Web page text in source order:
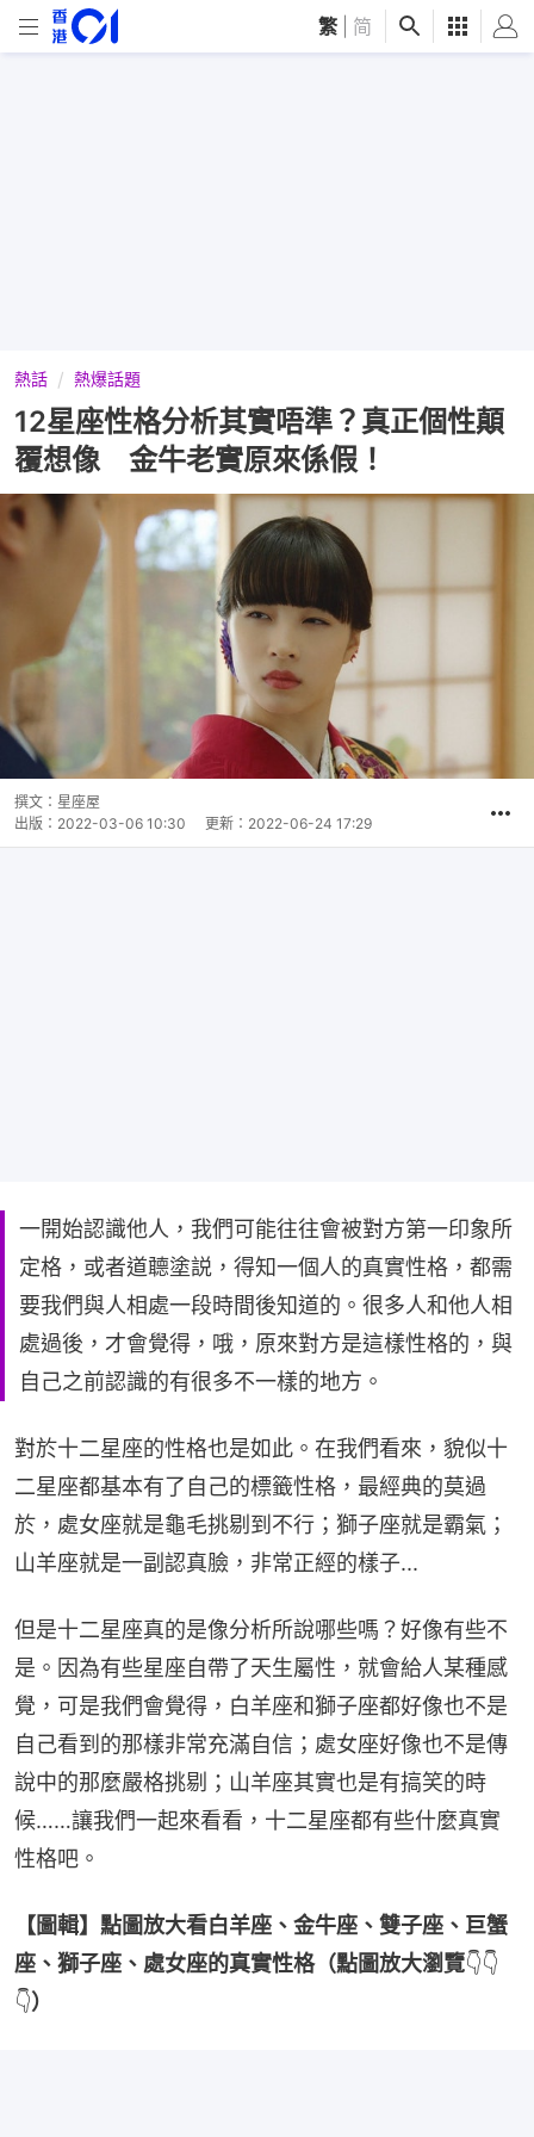
繁 简
熱話 熱爆話題
12星座性格分析其實唔準？真正個性顛
覆想像 金牛老實原來係假！
撰文： 星座屋
出版： 2022-03-06 10:30 更新： 2022-06-24 17:29
一開始認識他人，我們可能往往會被對方第一印象所
定格，或者道聼塗説，得知一個人的真實性格，都需
要我們與人相處一段時間後知道的。很多人和他人相
處過後，才會覺得，哦，原來對方是這樣性格的，與
自己之前認識的有很多不一樣的地方。
對於十二星座的性格也是如此。在我們看來，貌似十
二星座都基本有了自己的標籤性格，最經典的莫過
於，處女座就是龜毛挑剔到不行；獅子座就是霸氣；
山羊座就是一副認真臉，非常正經的樣子...
但是十二星座真的是像分析所說哪些嗎？好像有些不
是。因為有些星座自帶了天生屬性，就會給人某種感
覺，可是我們會覺得，白羊座和獅子座都好像也不是
自己看到的那樣非常充滿自信；處女座好像也不是傳
說中的那麼嚴格挑剔；山羊座其實也是有搞笑的時
候……讓我們一起來看看，十二星座都有些什麼真實
性格吧。
【圖輯】點圖放大看白羊座、金牛座、雙子座、巨蟹
座、獅子座、處女座的真實性格（點圖放大瀏覽👇👇
👇）